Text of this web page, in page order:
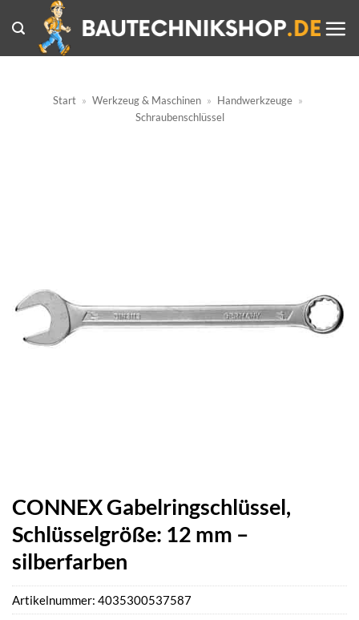
Inhalt
springen
Start » Werkzeug & Maschinen » Handwerkzeuge »
Schraubenschlüssel
CONNEX Gabelringschlüssel,
Schlüsselgröße: 12 mm –
silberfarben
Artikelnummer: 4035300537587